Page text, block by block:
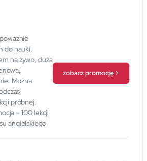
do nauki.
na żywo, duża
Można
próbnej.
– 100 lekcji
angielskiego
zobacz promocję >